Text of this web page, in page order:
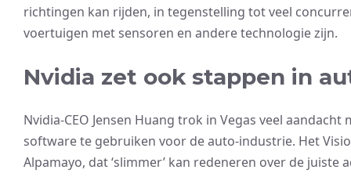
richtingen kan rijden, in tegenstelling tot veel
voertuigen met sensoren en andere technologie zijn.
Nvidia zet ook stappen in
Nvidia-CEO Jensen Huang trok in Vegas veel
software te gebruiken voor de auto-industrie. Het
Alpamayo, dat ‘slimmer’ kan redeneren over de juiste